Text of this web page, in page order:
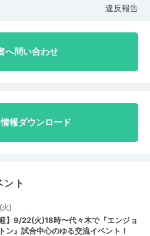
違反報告
へ問い合わせ
報ダウンロード
ト
)
迎】9/22(火)18時〜代々木で『エンジョ
ン』試合中心のゆる交流イベント！